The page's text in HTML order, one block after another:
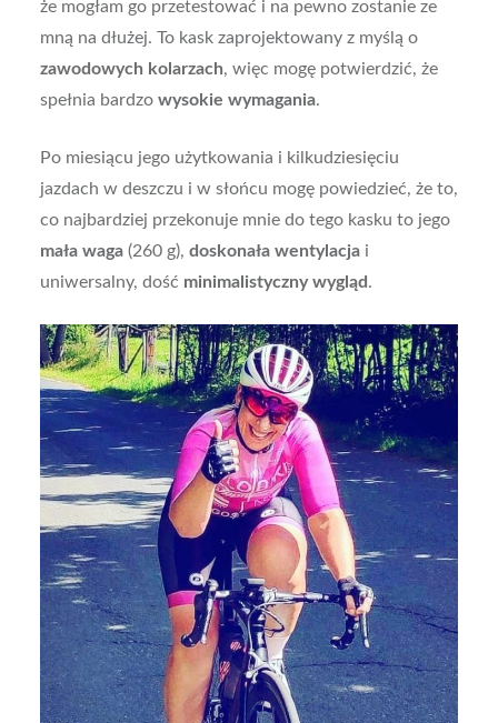
że mogłam go przetestować i na pewno zostanie ze
mną na dłużej. To kask zaprojektowany z myślą o
zawodowych kolarzach, więc mogę potwierdzić, że
spełnia bardzo wysokie wymagania.
Po miesiącu jego użytkowania i kilkudziesięciu
jazdach w deszczu i w słońcu mogę powiedzieć, że to,
co najbardziej przekonuje mnie do tego kasku to jego
mała waga (260 g), doskonała wentylacjai
uniwersalny, dość minimalistyczny wygląd.